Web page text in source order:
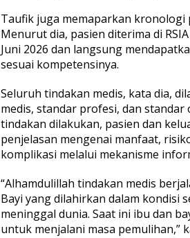
Taufik juga memaparkan kronologi
Menurut dia, pasien diterima di
Juni 2026 dan langsung
sesuai kompetensinya.
Seluruh tindakan medis, kata dia,
medis, standar profesi, dan
tindakan dilakukan, pasien dan
penjelasan mengenai manfaat,
komplikasi melalui mekanisme
“Alhamdulillah tindakan medis
Bayi yang dilahirkan dalam kondisi
meninggal dunia. Saat ini ibu dan
untuk menjalani masa pemulihan,”